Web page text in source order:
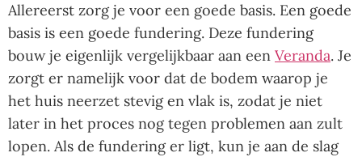
Allereerst zorg je voor een goede basis. Een goede
basis is een goede fundering. Deze fundering
bouw je eigenlijk vergelijkbaar aan een Veranda. Je
zorgt er namelijk voor dat de bodem waarop je
het huis neerzet stevig en vlak is, zodat je niet
later in het proces nog tegen problemen aan zult
lopen. Als de fundering er ligt, kun je aan de slag